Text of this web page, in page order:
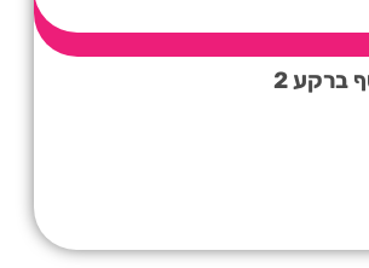
ברקע 2